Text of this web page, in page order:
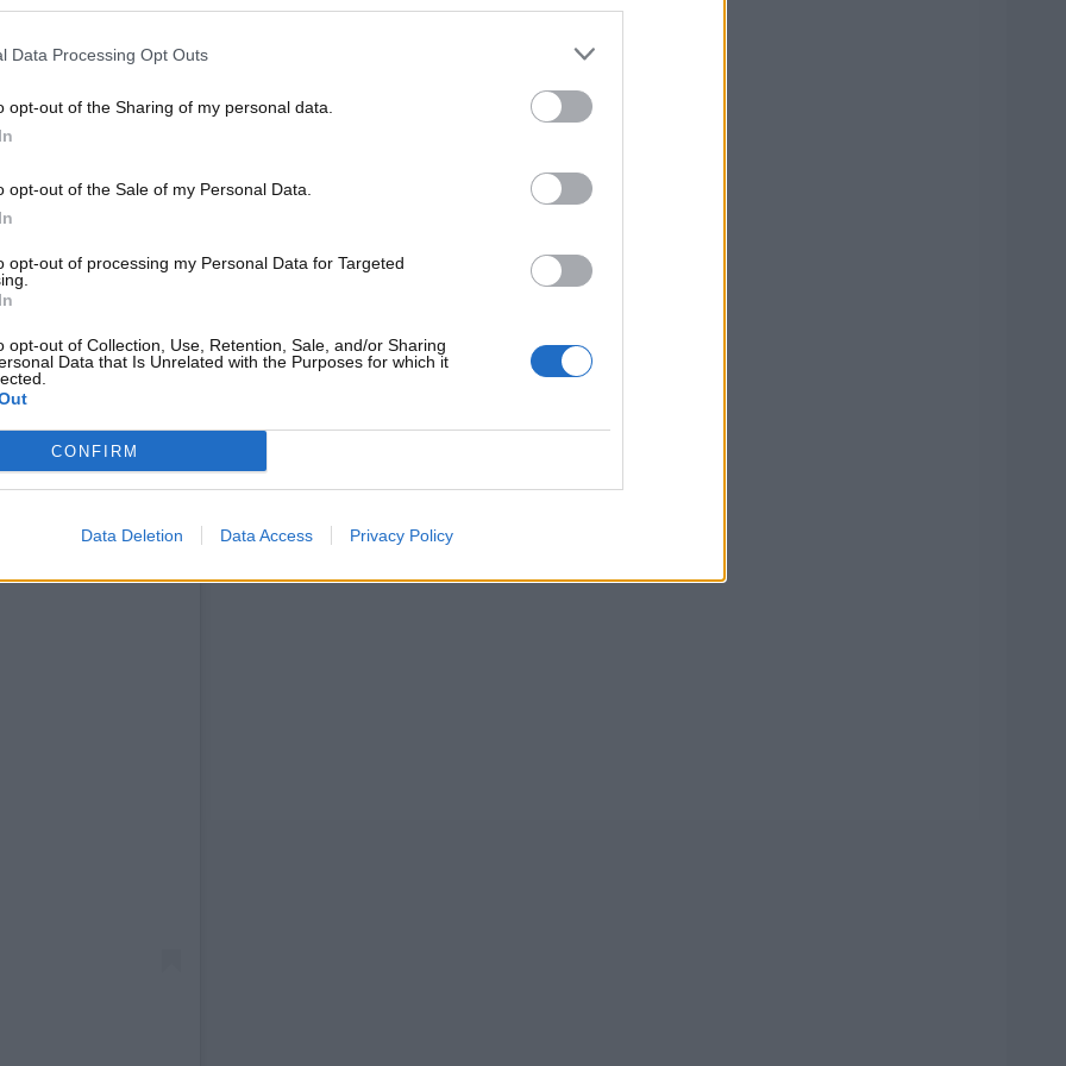
Data Processing Opt Outs
opt-out of the Sharing of my personal data.
opt-out of the Sale of my Personal Data.
opt-out of processing my Personal Data for Targeted
opt-out of Collection, Use, Retention, Sale, and/or Sharing
Data that Is Unrelated with the Purposes for which it
CONFIRM
Data Deletion Data Access Privacy Policy
una Rolls-Royce: è davvero
è probabilmente l’auto popolare per eccellenza
sempre economico e accessibile alla maggior parte delle
Come stiamo per vedere all’interno di questo articolo,
alla stregua della Rolls Royce più lussuosa ed
vendita,ha superato molte Rolls-Royce: all’asta è stato